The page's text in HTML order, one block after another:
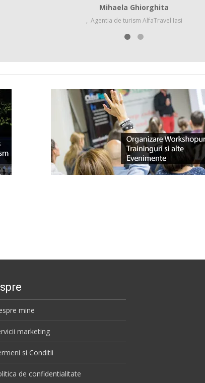
Mihaela Ghiorghita
, Agentia de turism AlfaTravel Iasi
mine
marketing
si Conditii
de confidentialitate